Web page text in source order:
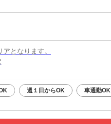
となります。
週１日からOK 車通勤OK